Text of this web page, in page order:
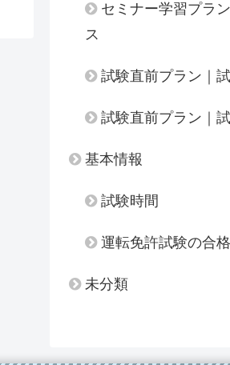
セミナー学習プラ
ス
試験直前プラン｜
試験直前プラン｜
基本情報
試験時間
運転免許試験の合
未分類